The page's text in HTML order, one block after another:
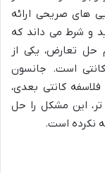
های صریحی ارائه
و شرط می داند که
حل تعارض، یکی از
است. جانسون
کانتی بعدی،
تر، این مشکل را حل
نکرده است.